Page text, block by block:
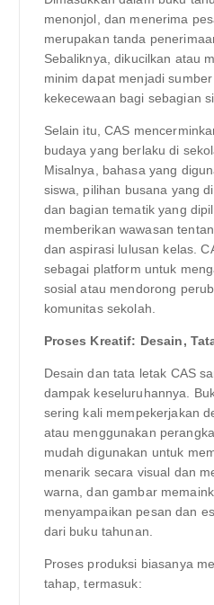
menonjol, dan menerima
merupakan tanda
Sebaliknya, dikucilkan atau
minim dapat menjadi
kekecewaan bagi sebagian
Selain itu, CAS
budaya yang berlaku di
Misalnya, bahasa yang
siswa, pilihan busana yang
dan bagian tematik yang
memberikan wawasan
dan aspirasi lulusan kelas.
sebagai platform untuk
sosial atau mendorong
komunitas sekolah.
Proses Kreatif: Desain,
Desain dan tata letak CAS
dampak keseluruhannya.
sering kali mempekerjakan
atau menggunakan
mudah digunakan untuk
menarik secara visual dan
warna, dan gambar
menyampaikan pesan dan
dari buku tahunan.
Proses produksi biasanya
tahap, termasuk: